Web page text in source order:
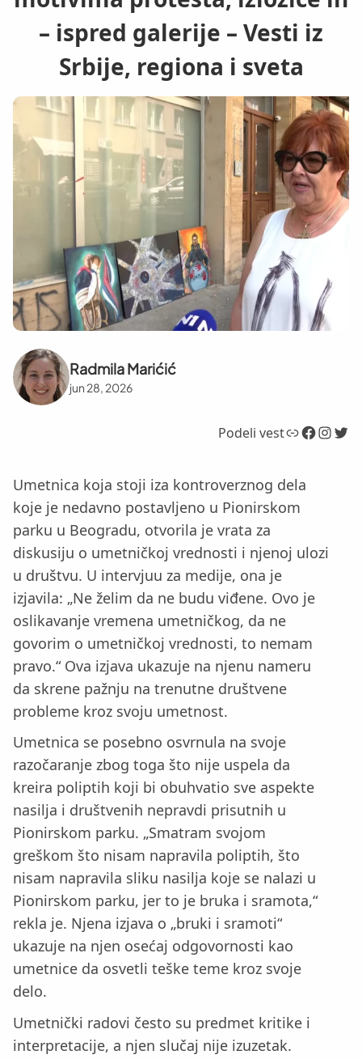
– ispred galerije – Vesti iz
Srbije, regiona i sveta
Radmila Marićić
jun 28, 2026
Podeli vestLink Facebook InstagramTwitter
Umetnica koja stoji iza kontroverznog dela
koje je nedavno postavljeno u Pionirskom
parku u Beogradu, otvorila je vrata za
diskusiju o umetničkoj vrednosti i njenoj ulozi
u društvu. U intervjuu za medije, ona je
izjavila: „Ne želim da ne budu viđene. Ovo je
oslikavanje vremena umetničkog, da ne
govorim o umetničkoj vrednosti, to nemam
pravo.“ Ova izjava ukazuje na njenu nameru
da skrene pažnju na trenutne društvene
probleme kroz svoju umetnost.
Umetnica se posebno osvrnula na svoje
razočaranje zbog toga što nije uspela da
kreira poliptih koji bi obuhvatio sve aspekte
nasilja i društvenih nepravdi prisutnih u
Pionirskom parku. „Smatram svojom
greškom što nisam napravila poliptih, što
nisam napravila sliku nasilja koje se nalazi u
Pionirskom parku, jer to je bruka i sramota,“
rekla je. Njena izjava o „bruki i sramoti“
ukazuje na njen osećaj odgovornosti kao
umetnice da osvetli teške teme kroz svoje
delo.
Umetnički radovi često su predmet kritike i
interpretacije, a njen slučaj nije izuzetak.